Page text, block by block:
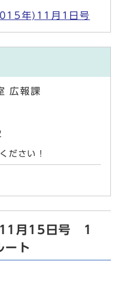
年)11月1日号
広報課
ださい！
月15日号 1
ート